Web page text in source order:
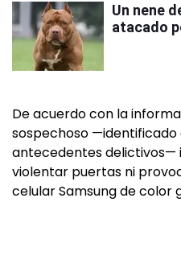
Un nene
atacado
De acuerdo con la
sospechoso —identificado
antecedentes delictivos—
violentar puertas ni
celular Samsung de color